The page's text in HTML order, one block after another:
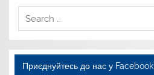
Приєднуйтесь до нас у Facebook